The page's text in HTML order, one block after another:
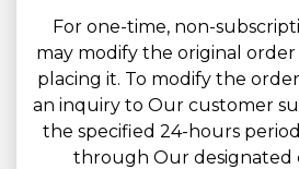
5.4. For one-time, non-
may modify the original
placing it. To modify the
an inquiry to Our customer
the specified 24-hours
through Our designated